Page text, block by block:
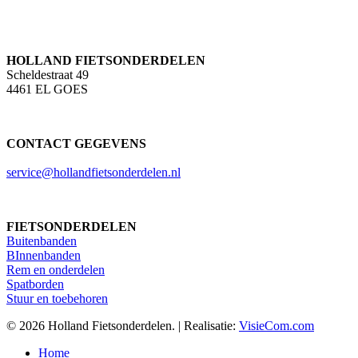
HOLLAND FIETSONDERDELEN
Scheldestraat 49
4461 EL GOES
CONTACT GEGEVENS
service@hollandfietsonderdelen.nl
FIETSONDERDELEN
Buitenbanden
BInnenbanden
Rem en onderdelen
Spatborden
Stuur en toebehoren
© 2026 Holland Fietsonderdelen. | Realisatie: VisieCom.com
Close
Home